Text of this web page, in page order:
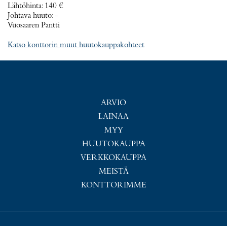
Lähtöhinta: 140 €
Johtava huuto:-
Vuosaaren Pantti
Katso konttorin muut huutokauppakohteet
ARVIO
LAINAA
MYY
HUUTOKAUPPA
VERKKOKAUPPA
MEISTÄ
KONTTORIMME